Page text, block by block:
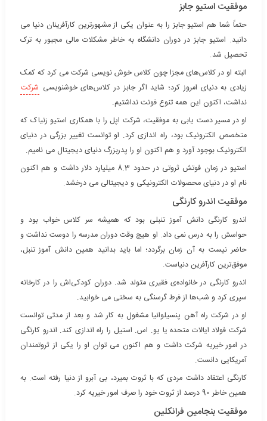
موفقیت استیو جابز
حتماً شما هم استیو جابز را به عنوان یکی از مشهورترین کارآفرینان دنیا می
دانید. استیو جابز در دوران دانشگاه به خاطر مشکلات مالی مجبور به ترک
تحصیل شد.
البته او در کلاس‌های مجزا چون کلاس خوش نویسی شرکت می کرد که کمک
زیادی به دنیای امروز کرد؛ شاید اگر جابز در کلاس‌های خوشنویسی شرکت
نداشت، اکنون این همه تنوع فونت نداشتیم.
او در مسیر دست یابی به موفقیت، شرکت اپل را با همکاری استیو زنیاک که
متخصص الکترونیک بود، راه اندازی کرد. او توانست تغییر بزرگی در دنیای
الکترونیک بوجود آورد و هم اکنون او را پدربزرگ دنیای دیجیتال می نامیم.
استیو در زمان فوتش ثروتی در حدود 8.3 میلیارد دلار داشت و هم اکنون
نام او در دنیای محصولات الکترونیکی و دیجیتالی می درخشد.
موفقیت اندرو کارنگی
اندرو کارنگی دانش آموز تنبلی بود که همیشه سر کلاس خواب بود و
حواسش را به درس نمی داد. او هیچ وقت دوران مدرسه را دوست نداشت و
حاضر نیست به آن زمان برگردد؛ اما باید بدانید همین دانش آموز تنبل،
موفق‌ترین کارآفرین دنیاست.
اندرو کارنگی در خانواده‌ی فقیری متولد شد. دوران کودکی‌اش را در کارخانه
سپری کرد و شب‌ها از فرط گرسنگی به سختی می خوابید.
او در شرکت راه آهن پنسیلوانیا مشغول به کار شد و بعد از مدتی توانست
شرکت فولاد ایالات متحده یا یو. اس. استیل را راه اندازی کند. اندرو کارنگی
در امور خیریه شرکت داشت و هم اکنون می توان او را یکی از ثروتمندان
آمریکایی دانست.
کارنگی اعتقاد داشت مردی که با ثروت بمیرد، بی آبرو از دنیا رفته است. به
همین خاطر 90 درصد از ثروت خود را صرف امور خیریه کرد.
موفقیت بنجامین فرانکلین